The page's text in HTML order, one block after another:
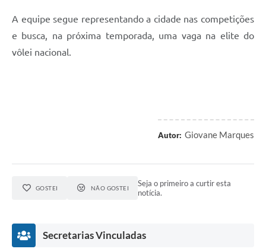
A equipe segue representando a cidade nas competições
e busca, na próxima temporada, uma vaga na elite do
vôlei nacional.
Autor: Giovane Marques
GOSTEI NÃO GOSTEI
Seja o primeiro a curtir esta
notícia.
Secretarias Vinculadas